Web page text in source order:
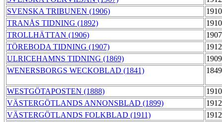
SVENSKA TRIBUNEN (1906)
TRANÅS TIDNING (1892)
TROLLHÄTTAN (1906)
TÖREBODA TIDNING (1907)
ULRICEHAMNS TIDNING (1869)
WENERSBORGS WECKOBLAD (1841)
WESTGÖTAPOSTEN (1888)
VÄSTERGÖTLANDS ANNONSBLAD (1899)
VÄSTERGÖTLANDS FOLKBLAD (1911)